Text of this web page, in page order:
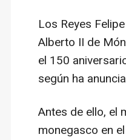
Los Reyes
Alberto II de
el 150
según ha
Antes de ello, el
monegasco en